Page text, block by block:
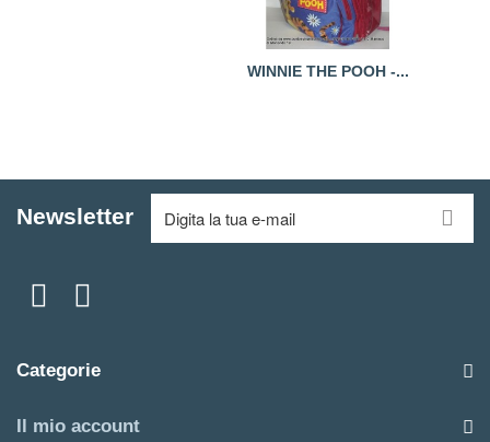
WINNIE THE POOH -...
Newsletter
Categorie
Il mio account